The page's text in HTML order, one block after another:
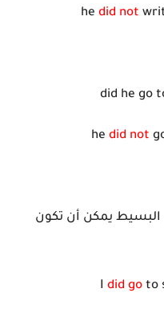
he did not
did he go
he did not
البسيط يمكن أن تكون
I did goto